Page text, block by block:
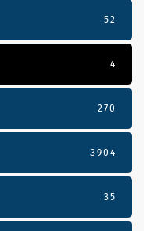
52
4
270
3904
35